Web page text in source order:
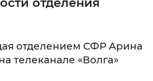
Увеличенный
С засечками
отделением СФР Арина
телеканале «Волга»